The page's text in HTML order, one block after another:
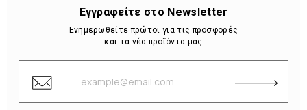
Εγγραφείτε στο Newsletter
Ενημερωθείτε πρώτοι για τις προσφορές
και τα νέα προϊόντα μας